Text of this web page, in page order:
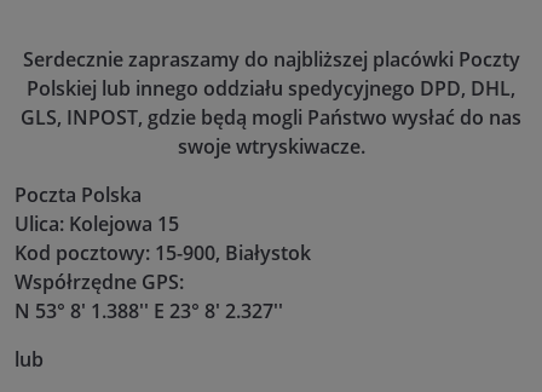
Serdecznie zapraszamy do najbliższej placówki Poczty
Polskiej lub innego oddziału spedycyjnego DPD, DHL,
GLS, INPOST, gdzie będą mogli Państwo wysłać do nas
swoje wtryskiwacze.
Poczta Polska
Ulica: Kolejowa 15
Kod pocztowy: 15-900, Białystok
Współrzędne GPS:
N 53° 8' 1.388'' E 23° 8' 2.327''
lub